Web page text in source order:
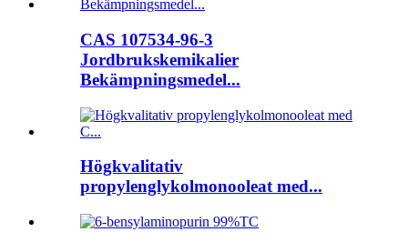
CAS 107534-96-3
Jordbrukskemikalier
Bekämpningsmedel...
Högkvalitativ
propylenglykolmonooleat med...